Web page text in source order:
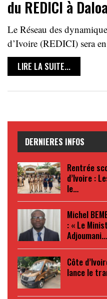
du REDICI à
Le Réseau des
d’Ivoire (REDICI) sera
LIRE LA SUITE...
DERNIERES INFOS
Rentrée
d’Ivoire :
le…
Michel
: « Le
Adjoumani…
Côte
lance le